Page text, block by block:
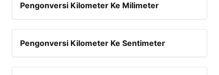
Pengonversi Kilometer Ke Milimeter
Pengonversi Kilometer Ke Sentimeter